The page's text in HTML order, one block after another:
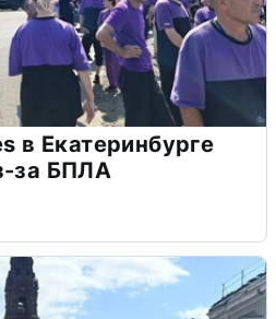
в Екатеринбурге
за БПЛА